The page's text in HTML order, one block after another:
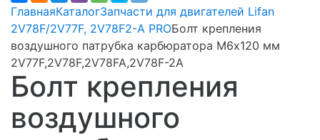
ГлавнаяКаталогЗапчасти для двигателей Lifan
2V78F/2V77F, 2V78F2-A PROБолт крепления
воздушного патрубка карбюратора M6х120 мм
2V77F,2V78F,2V78FA,2V78F-2A
Болт крепления
воздушного